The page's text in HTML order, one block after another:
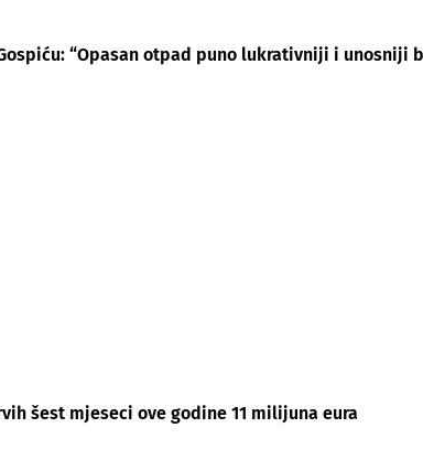
“Opasan otpad puno lukrativniji i unosniji
šest mjeseci ove godine 11 milijuna eura